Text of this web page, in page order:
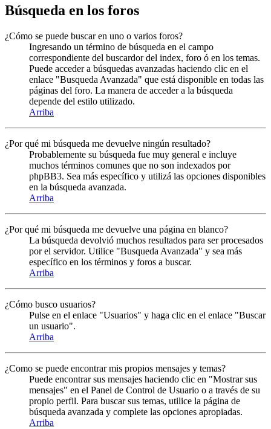
Búsqueda en los foros
¿Cómo se puede buscar en uno o varios foros?
Ingresando un término de búsqueda en el campo
correspondiente del buscardor del index, foro ó en los temas.
Puede acceder a búsquedas avanzadas haciendo clic en el
enlace "Busqueda Avanzada" que está disponible en todas las
páginas del foro. La manera de acceder a la búsqueda
depende del estilo utilizado.
Arriba
¿Por qué mi búsqueda me devuelve ningún resultado?
Probablemente su búsqueda fue muy general e incluye
muchos términos comunes que no son indexados por
phpBB3. Sea más específico y utilizá las opciones disponibles
en la búsqueda avanzada.
Arriba
¿Por qué mi búsqueda me devuelve una página en blanco?
La búsqueda devolvió muchos resultados para ser procesados
por el servidor. Utilice "Busqueda Avanzada" y sea más
específico en los términos y foros a buscar.
Arriba
¿Cómo busco usuarios?
Pulse en el enlace "Usuarios" y haga clic en el enlace "Buscar
un usuario".
Arriba
¿Como se puede encontrar mis propios mensajes y temas?
Puede encontrar sus mensajes haciendo clic en "Mostrar sus
mensajes" en el Panel de Control de Usuario o a través de su
propio perfil. Para buscar sus temas, utilice la página de
búsqueda avanzada y complete las opciones apropiadas.
Arriba